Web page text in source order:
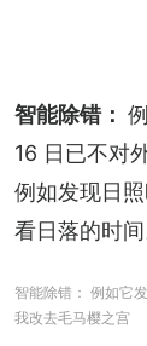
智能除错：
16 日已不对
例如发现日
看日落的时间
智能除错： 例如它
我改去毛马樱之宫